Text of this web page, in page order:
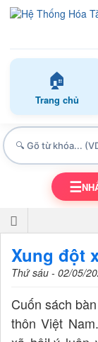
🏠
Trang chủ
☰
Xung đột
Thứ sáu - 02/05/
Cuốn sách
thôn Việt